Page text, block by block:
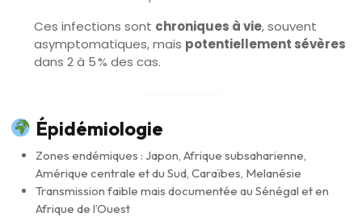
Ces infections sont chroniques à vie, souvent
asymptomatiques, mais potentiellement sévères
dans 2 à 5 % des cas.
Épidémiologie
Zones endémiques : Japon, Afrique subsaharienne,
Amérique centrale et du Sud, Caraïbes, Melanésie
Transmission faible mais documentée au Sénégal et en
Afrique de l’Ouest